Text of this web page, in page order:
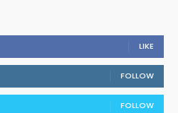
LIKE
FOLLOW
FOLLOW